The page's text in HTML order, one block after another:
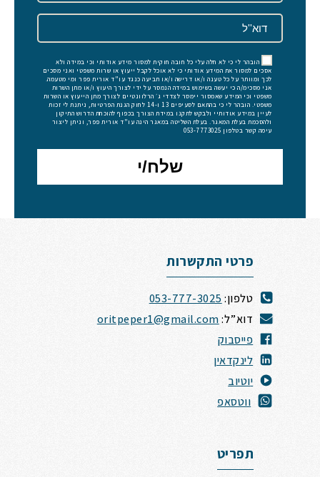
הובהר לי כי לא חלה עלי כל חובה חוקית למסור מידע אודותי וכי במידה ולא
אסכים למסור את המידע אודותי כי לא אוכל לקבל ייעוץ או שרות משפטי ואני מסכים
לכך ומוותר על כל טענה ו/או דרישה ו/או תביעה כנגד עו"ד אורית פפר ומי מטעמה.
אני מסכימ/ה כי יעשה בשימוש במידה הנמסר על ידי לצורך היעוץ ו/או מתן השרות
משפטי וכי המידע שאמסור יימסר לצדדי ג׳ הרלוונטיים לצורך מתן הייעוץ או השרות
משפטי. הובהר לי כי בהתאם לסעיפים 13 ו-14 לחוק הגנת הפרטיות, ניתנת לי זכות
לעיין במידע אודותיי ולבקש לתקנו במידת הצורך בכפוף להוכחת הדרוש התיקון
ולהסכמת בעלת המאגר. בעלת השליטה במאגר הינה עו"ד אורית פפר, וניתן ליצור
עימה קשר בטלפון 053-7773025
פרטי התקשרות
טלפון:053-777-3025
דוא”ל:oritpeper1@gmail.com
פייסבוק
לינקדאין
יוטיוב
ווטסאפ
תפריט